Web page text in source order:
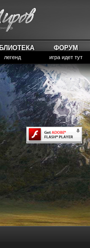
легенд
ФОРУМ
игра идет тут